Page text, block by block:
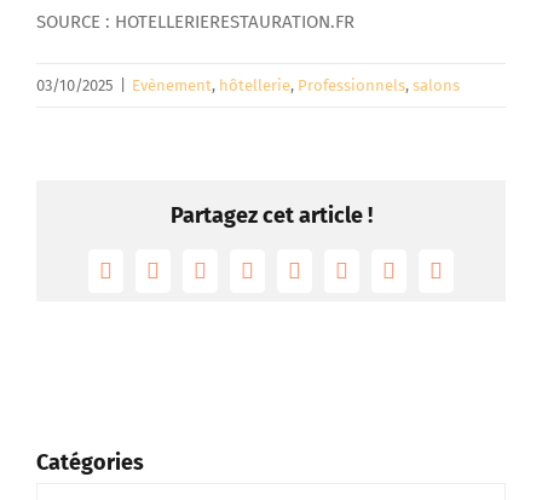
SOURCE : HOTELLERIERESTAURATION.FR
03/10/2025 Evènement, hôtellerie, Professionnels, salons
Partagez cet article !
FacebookTwitterRedditLinkedInTumblrPinterest
Vk Email
Catégories